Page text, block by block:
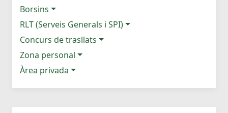
Borsins
RLT (Serveis Generals i SPI)
Concurs de trasllats
Zona personal
Àrea privada